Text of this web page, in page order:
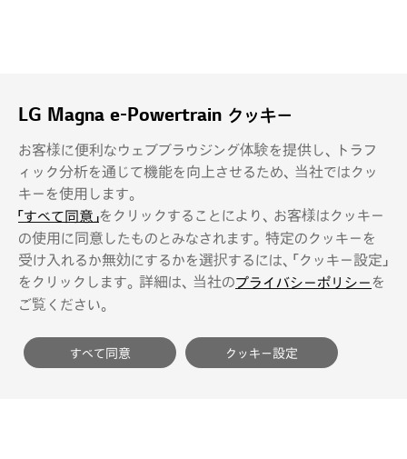
LG Magna e-Powertrain クッキー
お客様に便利なウェブブラウジング体験を提供し、トラフ
ィック分析を通じて機能を向上させるため、当社ではクッ
キーを使用します。
「すべて同意」をクリックすることにより、お客様はクッキー
の使用に同意したものとみなされます。特定のクッキーを
受け入れるか無効にするかを選択するには、「クッキー設定」
をクリックします。詳細は、当社のプライバシーポリシー を
ご覧ください。
すべて同意 クッキー設定